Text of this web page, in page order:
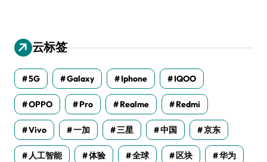
云标签
5G Galaxy Iphone IQOO
OPPO Pro Realme Redmi
Vivo 一加 三星 中国 京东
人工智能 体验 全球 区块 华为